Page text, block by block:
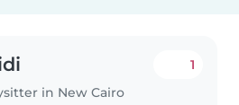
in New Cairo
1